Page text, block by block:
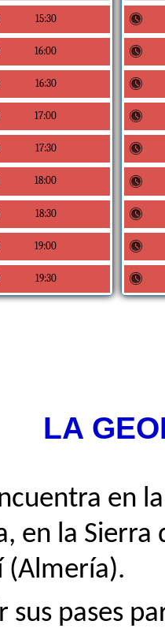
15:30
16:00
16:30
17:00
17:30
18:00
18:30
19:00
19:30
LA
en
en la
(Almería).
sus pases